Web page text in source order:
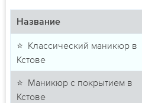
Название
⭐ Классический маникюр в
Кстове
⭐ Маникюр с покрытием в
Кстове